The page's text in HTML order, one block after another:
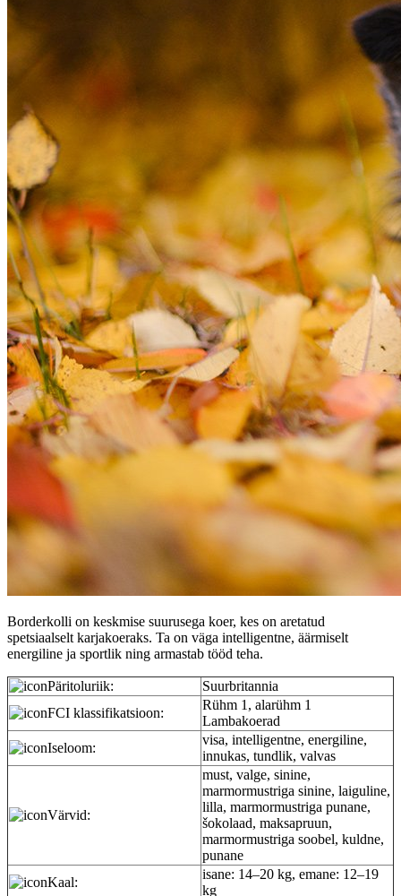
Borderkolli on keskmise suurusega koer, kes on aretatud
spetsiaalselt karjakoeraks. Ta on väga intelligentne, äärmiselt
energiline ja sportlik ning armastab tööd teha.
Päritoluriik:
Suurbritannia
FCI klassifikatsioon:
Rühm 1, alarühm 1
Lambakoerad
Iseloom:
visa, intelligentne, energiline,
innukas, tundlik, valvas
Värvid:
must, valge, sinine,
marmormustriga sinine, laiguline,
lilla, marmormustriga punane,
šokolaad, maksapruun,
marmormustriga soobel, kuldne,
punane
Kaal:
isane: 14–20 kg, emane: 12–19
kg